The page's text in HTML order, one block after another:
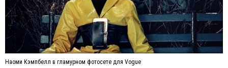
Наоми Кэмпбелл в гламурном фотосете для Vogue